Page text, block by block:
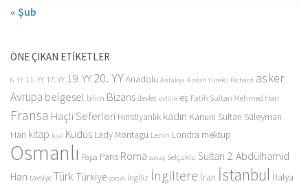
« Şub
ÖNE ÇIKAN ETİKETLER
6. YY 11. YY 17. YY 19. YY20. YYAnadolu Antakya Arslan Yürekli Richard asker
Avrupa belgesel bilim Bizans devlet evlilik eş Fatih Sultan Mehmed Han
Fransa Haçlı Seferleri Hıristiyanlık kadın Kanuni Sultan Süleyman
Han kitap kral Kudüs Lady Montagu Lenin Londra mektup
Osmanlı Papa Paris Roma savaş Selçuklu Sultan 2. Abdülhamid
Han tavsiye Türk Türkiye çocuk İngiliz İngiltere İran İstanbul İtalya